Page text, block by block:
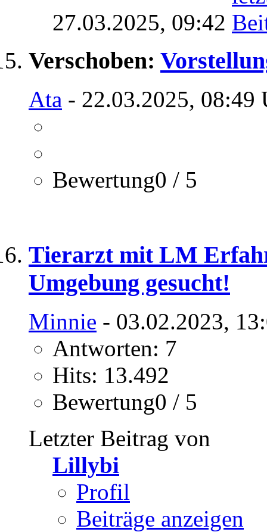
27.03.2025, 09:42
Verschoben:
Ata - 22.03.2025, 08:49
Bewertung0 / 5
Tierarzt mit LM
Umgebung gesucht!
Minnie - 03.02.2023,
Antworten: 7
Hits: 13.492
Bewertung0 / 5
Letzter Beitrag von
Lillybi
Profil
Beiträge anzeigen